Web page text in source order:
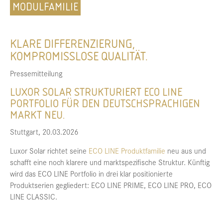
MODULFAMILIE
KLARE DIFFERENZIERUNG,
KOMPROMISSLOSE QUALITÄT.
Pressemitteilung
LUXOR SOLAR STRUKTURIERT ECO LINE
PORTFOLIO FÜR DEN DEUTSCHSPRACHIGEN
MARKT NEU.
Stuttgart, 20.03.2026
Luxor Solar richtet seine ECO LINE Produktfamilie neu aus und
schafft eine noch klarere und marktspezifische Struktur. Künftig
wird das ECO LINE Portfolio in drei klar positionierte
Produktserien gegliedert: ECO LINE PRIME, ECO LINE PRO, ECO
LINE CLASSIC.